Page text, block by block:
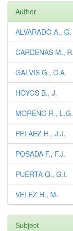
Author
ALVARADO A., G.
CARDENAS M., R.
GALVIS G., C.A.
HOYOS B., J.
MORENO R., L.G.
PELAEZ H., J.J.
POSADA F., F.J.
PUERTA Q., G.I.
VELEZ H., M.
Subject